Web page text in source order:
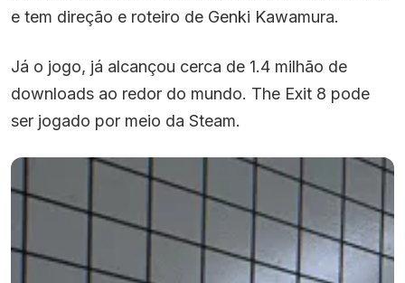
e tem direção e roteiro de Genki Kawamura.
Já o jogo, já alcançou cerca de 1.4 milhão de
downloads ao redor do mundo. The Exit 8 pode
ser jogado por meio da Steam.